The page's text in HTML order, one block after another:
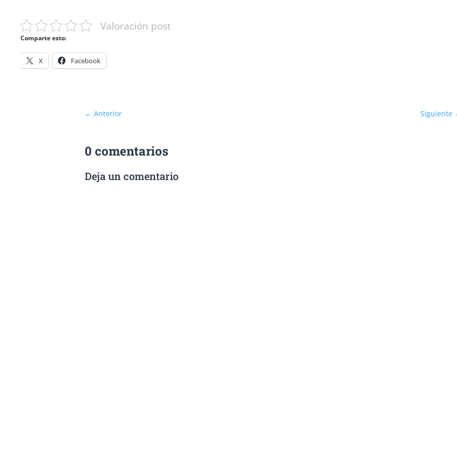
Valoración post
Comparte esto:
X Facebook
←Anterior Siguiente
0 comentarios
Deja un comentario